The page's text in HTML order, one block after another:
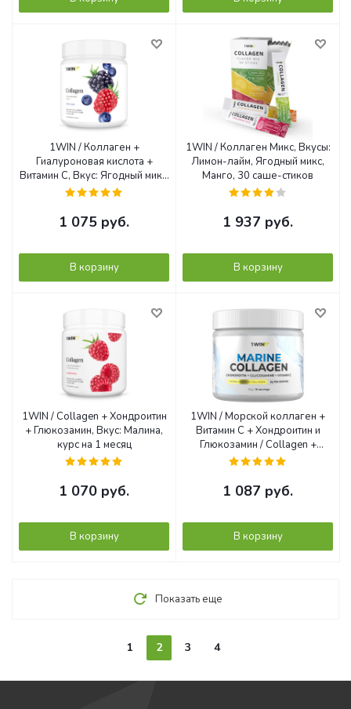
1WIN / Коллаген +
Гиалуроновая кислота +
Витамин С, Вкус: Ягодный микс,
курс на 1 месяц
1 075 руб.
В корзину
1WIN / Коллаген Микс, Вкусы:
Лимон-лайм, Ягодный микс,
Манго, 30 саше-стиков
1 937 руб.
В корзину
1WIN / Collagen + Хондроитин
+ Глюкозамин, Вкус: Малина,
курс на 1 месяц
1 070 руб.
В корзину
1WIN / Морской коллаген +
Витамин С + Хондроитин и
Глюкозамин / Collagen +
Vitamine C + Chondroitin +
вкус, 15 порций
1 087 руб.
В корзину
Показать еще
1 2 3 4